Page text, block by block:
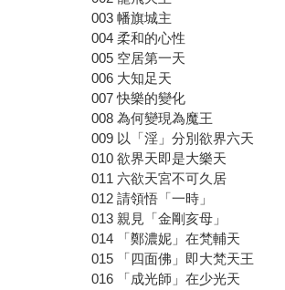
003 幡旗城主
004 柔和的心性
005 空居第一天
006 大知足天
007 快樂的變化
008 為何變現為魔王
009 以「淫」分別欲界六天
010 欲界天即是大樂天
011 六欲天宮不可久居
012 請領悟「一時」
013 親見「金剛亥母」
014 「鄭濃妮」在梵輔天
015 「四面佛」即大梵天王
016 「成光師」在少光天